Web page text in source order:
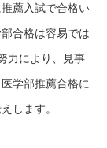
薦入試で合格い
合格は容易では
力により、見事
学部推薦合格に
します。